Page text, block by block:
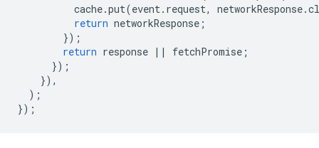
cache.put(event. request, networkResponse.
return networkResponse ;
});
return response || fetchPromise ;
});
}),
);
});